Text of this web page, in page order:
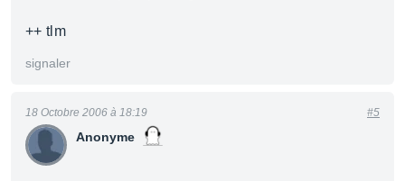
++ tlm
signaler
Anonyme
18 Octobre 2006 à 18:19 #5